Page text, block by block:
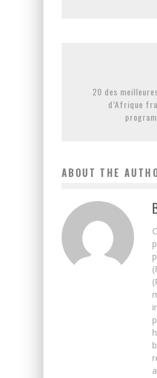
20 des
d’Afrique
ABOUT THE